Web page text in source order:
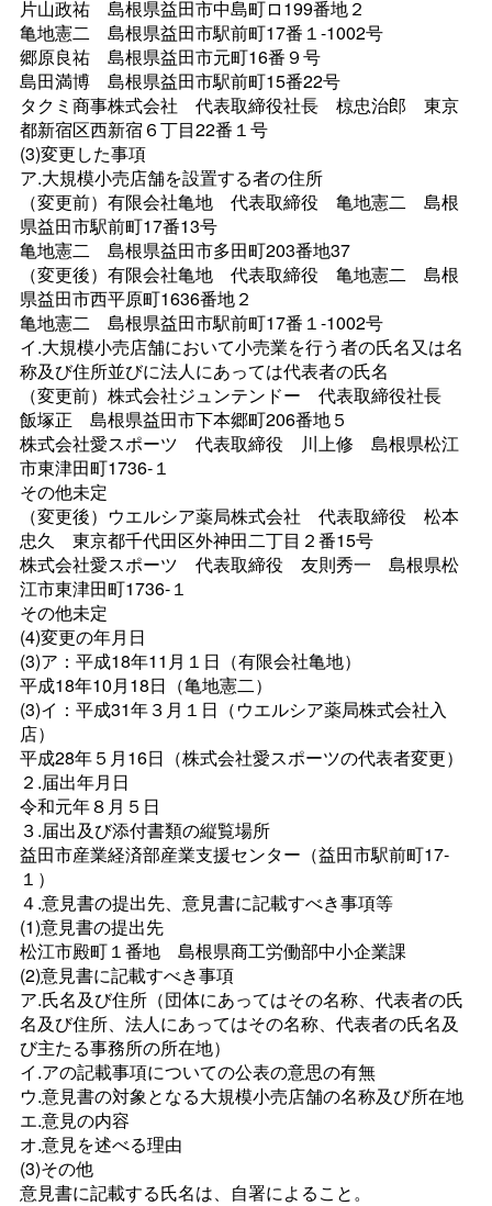
片山政祐 島根県益田市中島町ロ199番地２
亀地憲二 島根県益田市駅前町17番１-1002号
郷原良祐 島根県益田市元町16番９号
島田満博 島根県益田市駅前町15番22号
タクミ商事株式会社 代表取締役社長 椋忠治郎 東京
都新宿区西新宿６丁目22番１号
(3)変更した事項
ア.大規模小売店舗を設置する者の住所
（変更前）有限会社亀地 代表取締役 亀地憲二 島根
県益田市駅前町17番13号
亀地憲二 島根県益田市多田町203番地37
（変更後）有限会社亀地 代表取締役 亀地憲二 島根
県益田市西平原町1636番地２
亀地憲二 島根県益田市駅前町17番１-1002号
イ.大規模小売店舗において小売業を行う者の氏名又は名
称及び住所並びに法人にあっては代表者の氏名
（変更前）株式会社ジュンテンドー 代表取締役社長
飯塚正 島根県益田市下本郷町206番地５
株式会社愛スポーツ 代表取締役 川上修 島根県松江
市東津田町1736‐１
その他未定
（変更後）ウエルシア薬局株式会社 代表取締役 松本
忠久 東京都千代田区外神田二丁目２番15号
株式会社愛スポーツ 代表取締役 友則秀一 島根県松
江市東津田町1736‐１
その他未定
(4)変更の年月日
(3)ア：平成18年11月１日（有限会社亀地）
平成18年10月18日（亀地憲二）
(3)イ：平成31年３月１日（ウエルシア薬局株式会社入
店）
平成28年５月16日（株式会社愛スポーツの代表者変更）
２.届出年月日
令和元年８月５日
３.届出及び添付書類の縦覧場所
益田市産業経済部産業支援センター（益田市駅前町17‐
１）
４.意見書の提出先、意見書に記載すべき事項等
(1)意見書の提出先
松江市殿町１番地 島根県商工労働部中小企業課
(2)意見書に記載すべき事項
ア.氏名及び住所（団体にあってはその名称、代表者の氏
名及び住所、法人にあってはその名称、代表者の氏名及
び主たる事務所の所在地）
イ.アの記載事項についての公表の意思の有無
ウ.意見書の対象となる大規模小売店舗の名称及び所在地
エ.意見の内容
オ.意見を述べる理由
(3)その他
意見書に記載する氏名は、自署によること。